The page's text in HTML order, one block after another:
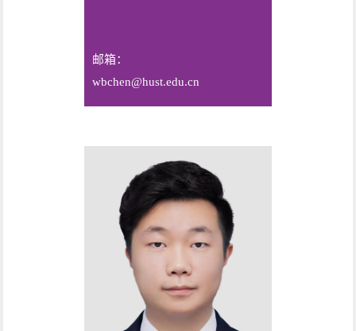
邮箱：
wbchen@hust.edu.cn